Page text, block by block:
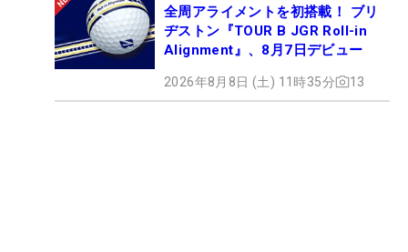
全周アライメントを初搭載！ ブリ
ヂストン『TOUR B JGR Roll-in
Alignment』、8月7日デビュー
2026年8月8日 (土) 11時35分 13